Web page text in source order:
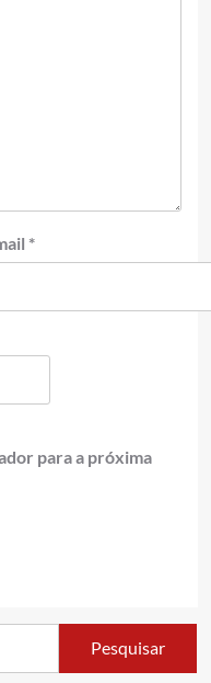
*
para a próxima